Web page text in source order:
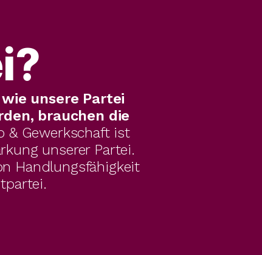
wie unsere Partei
brauchen die
& Gewerkschaft ist
unserer Partei.
Handlungsfähigkeit